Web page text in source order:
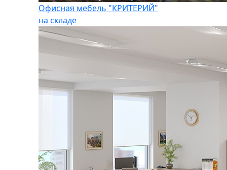
Офисная мебель "КРИТЕРИЙ"
на складе